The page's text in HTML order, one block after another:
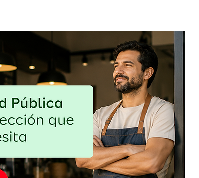
Sin gluten, pero con estrategia: una
oportunidad que exige más que cambiar